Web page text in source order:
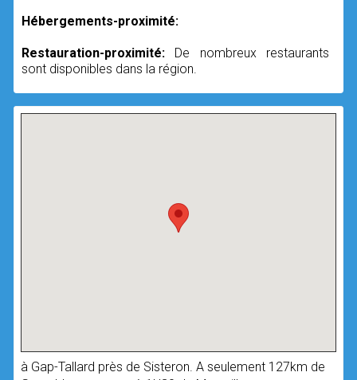
Hébergements-proximité:
Restauration-proximité: De nombreux restaurants
sont disponibles dans la région.
à Gap-Tallard près de Sisteron. A seulement 127km de